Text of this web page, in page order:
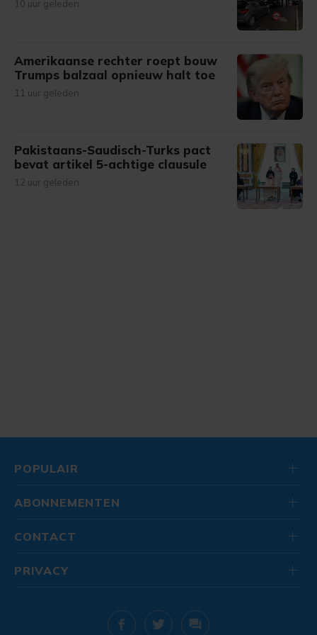
10 uur geleden
Amerikaanse rechter roept bouw
Trumps balzaal opnieuw halt toe
11 uur geleden
Pakistaans-Saudisch-Turks pact
bevat artikel 5-achtige clausule
12 uur geleden
POPULAIR
ABONNEMENTEN
CONTACT
PRIVACY